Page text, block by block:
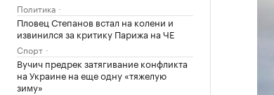
Политика
Пловец Степанов встал на колени и
извинился за критику Парижа на ЧЕ
Спорт
Вучич предрек затягивание конфликта
на Украине на еще одну «тяжелую
зиму»